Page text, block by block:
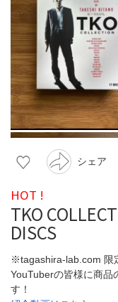
シェア
HOT !
TKO
DISCS
※tagashira-lab.com 限
YouTuberの皆様に商品
す！